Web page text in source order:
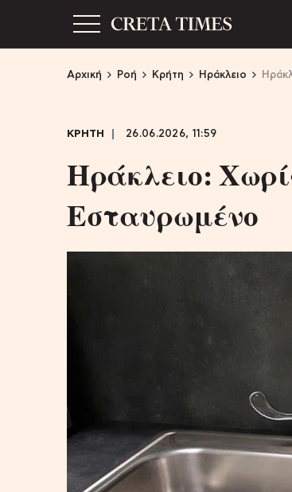
Αρχική Ροή Κρήτη Ηράκλειο
ΚΡΗΤΗ 26.06.2026, 11:59
Ηράκλειο:
Εσταυρωμένο